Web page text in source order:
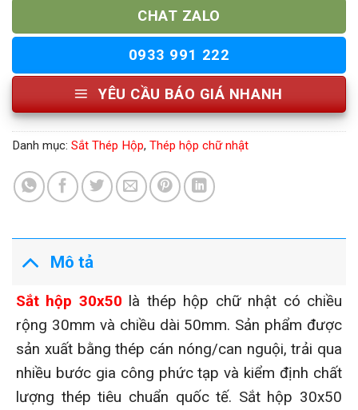
CHAT ZALO
0933 991 222
YÊU CẦU BÁO GIÁ NHANH
Danh mục: Sắt Thép Hộp, Thép hộp chữ nhật
Mô tả
Sắt hộp 30x50 là thép hộp chữ nhật có chiều
rộng 30mm và chiều dài 50mm. Sản phẩm được
sản xuất bằng thép cán nóng/can nguội, trải qua
nhiều bước gia công phức tạp và kiểm định chất
lượng thép tiêu chuẩn quốc tế. Sắt hộp 30x50